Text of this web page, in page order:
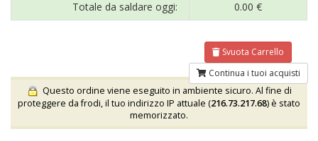
Totale da saldare oggi:
0.00 €
Svuota Carrello
Continua i tuoi acquisti
Questo ordine viene eseguito in ambiente sicuro. Al fine di
proteggere da frodi, il tuo indirizzo IP attuale (216.73.217.68) è stato
memorizzato.